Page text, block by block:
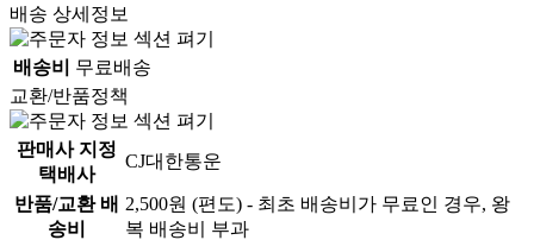
배송 상세정보
배송비
무료배송
교환/반품정책
판매사 지정
택배사
CJ대한통운
반품/교환 배
송비
2,500원 (편도) - 최초 배송비가 무료인 경우, 왕
복 배송비 부과